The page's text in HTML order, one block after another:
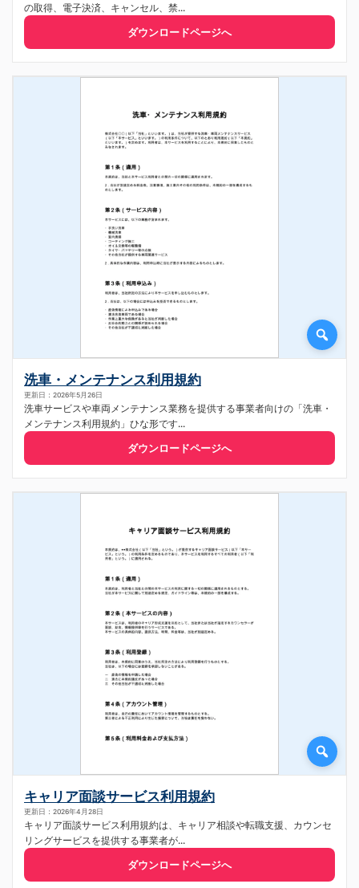
の取得、電子決済、キャンセル、禁...
ダウンロードページへ
洗車・メンテナンス利用規約
更新日：2026年5月26日
洗車サービスや車両メンテナンス業務を提供する事業者向けの「洗車・
メンテナンス利用規約」ひな形です...
ダウンロードページへ
キャリア面談サービス利用規約
更新日：2026年4月28日
キャリア面談サービス利用規約は、キャリア相談や転職支援、カウンセ
リングサービスを提供する事業者が...
ダウンロードページへ